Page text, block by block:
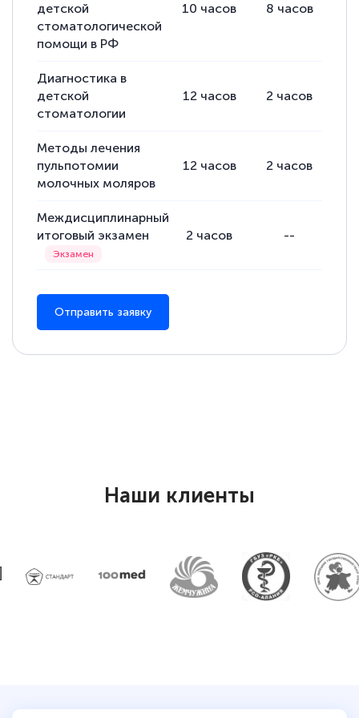
полезных материалов помогли
подготовиться к тестированию. Это
статьи. Времени на подготовку
достаточно. Курс помогает пройти
Знаток города 2 уровня
вежливое сопровождение! Всё чётко и
понятно! Проходила повышение
квалификации. Ещё раз - СПАСИБО!
11 марта 2026
специальности «Тренер-преподаватель
по тяжелой атлетике»! Хочется
подчеркуть, что при обращении
детской
стоматологической
помощи в РФ
10 часов 8 часов
Диагностика в
детской
стоматологии
12 часов 2 часов
Методы лечения
пульпотомии
молочных моляров
12 часов 2 часов
Междисциплинарный
итоговый экзамен
2 часов --
Отправить заявку
Наши клиенты